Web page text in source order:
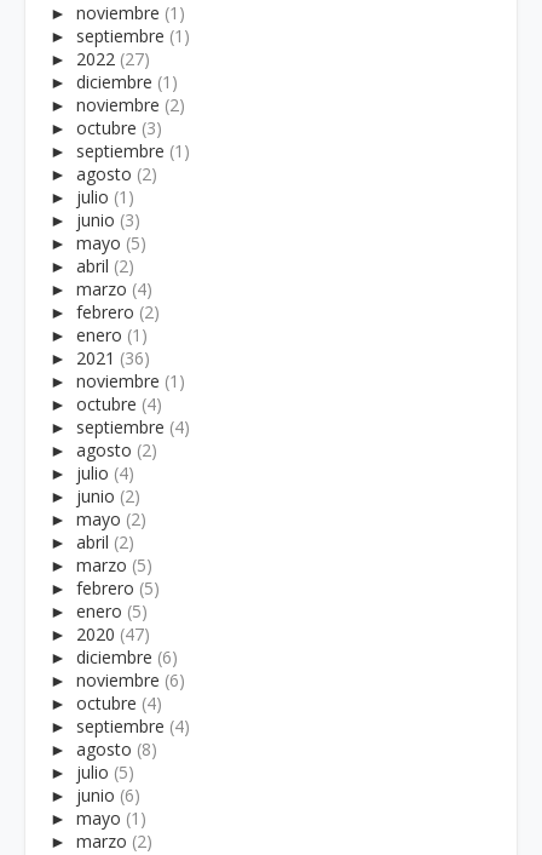
► noviembre (1)
► septiembre (1)
► 2022 (27)
► diciembre (1)
► noviembre (2)
► octubre (3)
► septiembre (1)
► agosto (2)
► julio (1)
► junio (3)
► mayo (5)
► abril (2)
► marzo (4)
► febrero (2)
► enero (1)
► 2021 (36)
► noviembre (1)
► octubre (4)
► septiembre (4)
► agosto (2)
► julio (4)
► junio (2)
► mayo (2)
► abril (2)
► marzo (5)
► febrero (5)
► enero (5)
► 2020 (47)
► diciembre (6)
► noviembre (6)
► octubre (4)
► septiembre (4)
► agosto (8)
► julio (5)
► junio (6)
► mayo (1)
► marzo (2)